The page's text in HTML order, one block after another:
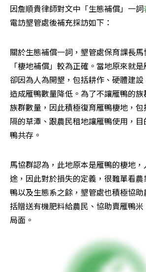
因詹順貴律師對文中「生態補償」一詞
電訪墾管處後補充採訪如下：
關於生態補償一詞，墾管處保育課長
「棲地補償」較為正確。當地原來就
卻因為人為開墾，包括耕作、硬體建
造成雁鴨數量降低。為了不讓雁鴨的
族群數量，因此積極復育雁鴨棲地，
隔的草潭、跟農民租地讓雁鴨使用，
鴨共存。
馬協群認為，此地原本是雁鴨的棲地
途，因此對於損失的定義，很難單看
鴨以及生態系之餘，墾管處也積極協
括贈送有機肥料給農民、協助賣雁鴨
局面。